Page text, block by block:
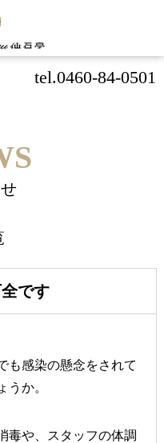
tel.0460-84-0501
です
も感染の懸念をされて
うか。
毒や、スタッフの体調